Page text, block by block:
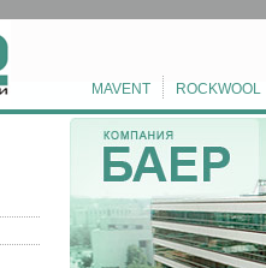
MAVENT ROCKWOOL